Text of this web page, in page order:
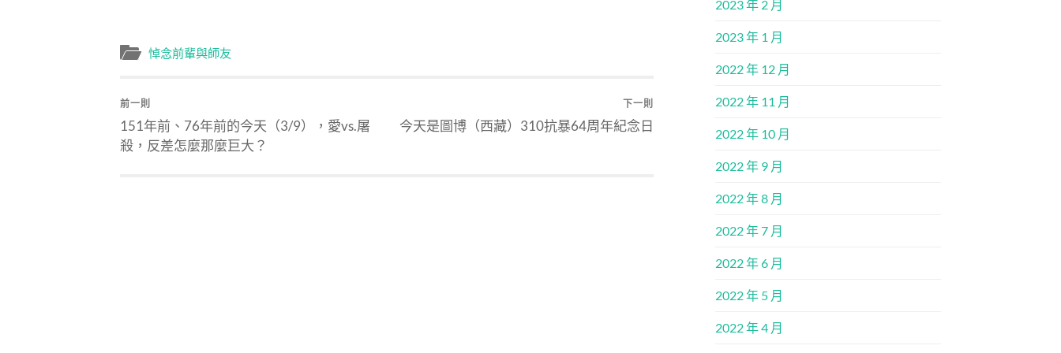
悼念前輩與師友
前一則
151年前、76年前的今天（3/9），愛vs.屠
殺，反差怎麼那麼巨大？
下一則
今天是圖博（西藏）310抗暴64周年紀念日
2023 年 2 月
2023 年 1 月
2022 年 12 月
2022 年 11 月
2022 年 10 月
2022 年 9 月
2022 年 8 月
2022 年 7 月
2022 年 6 月
2022 年 5 月
2022 年 4 月